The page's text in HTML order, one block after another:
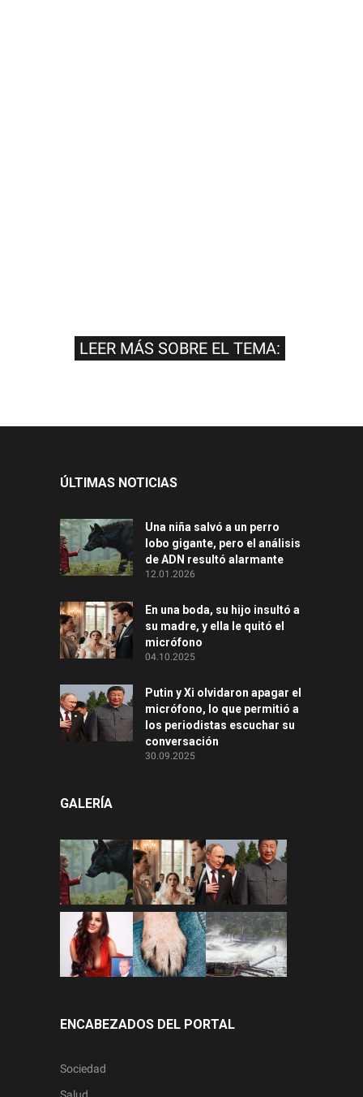
LEER MÁS SOBRE EL TEMA:
ÚLTIMAS NOTICIAS
Una niña salvó a un perro
lobo gigante, pero el análisis
de ADN resultó alarmante
12.01.2026
En una boda, su hijo insultó a
su madre, y ella le quitó el
micrófono
04.10.2025
Putin y Xi olvidaron apagar el
micrófono, lo que permitió a
los periodistas escuchar su
conversación
30.09.2025
GALERÍA
ENCABEZADOS DEL PORTAL
Sociedad